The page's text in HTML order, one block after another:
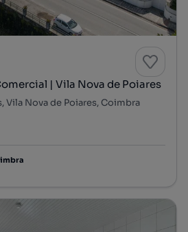
| Vila Nova de Poiares
Vila Nova de Poiares, Coimbra